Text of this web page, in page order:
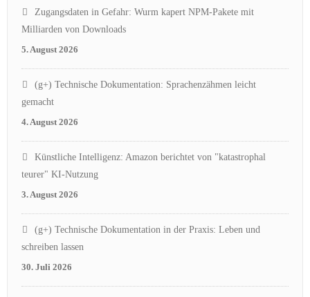
Zugangsdaten in Gefahr: Wurm kapert NPM-Pakete mit
Milliarden von Downloads
5. August 2026
(g+) Technische Dokumentation: Sprachenzähmen leicht
gemacht
4. August 2026
Künstliche Intelligenz: Amazon berichtet von "katastrophal
teurer" KI-Nutzung
3. August 2026
(g+) Technische Dokumentation in der Praxis: Leben und
schreiben lassen
30. Juli 2026